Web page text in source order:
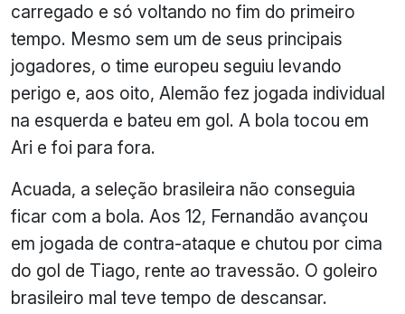
carregado e só voltando no fim do primeiro
tempo. Mesmo sem um de seus principais
jogadores, o time europeu seguiu levando
perigo e, aos oito, Alemão fez jogada individual
na esquerda e bateu em gol. A bola tocou em
Ari e foi para fora.
Acuada, a seleção brasileira não conseguia
ficar com a bola. Aos 12, Fernandão avançou
em jogada de contra-ataque e chutou por cima
do gol de Tiago, rente ao travessão. O goleiro
brasileiro mal teve tempo de descansar.